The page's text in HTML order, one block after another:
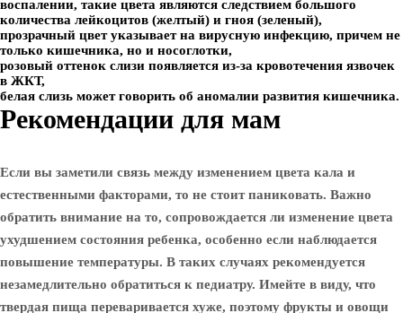
воспалении, такие цвета являются следствием большого
количества лейкоцитов (желтый) и гноя (зеленый),
прозрачный цвет указывает на вирусную инфекцию, причем не
только кишечника, но и носоглотки,
розовый оттенок слизи появляется из-за кровотечения язвочек
в ЖКТ,
белая слизь может говорить об аномалии развития кишечника.
Рекомендации для мам
Если вы заметили связь между изменением цвета кала и
естественными факторами, то не стоит паниковать. Важно
обратить внимание на то, сопровождается ли изменение цвета
ухудшением состояния ребенка, особенно если наблюдается
повышение температуры. В таких случаях рекомендуется
незамедлительно обратиться к педиатру. Имейте в виду, что
твердая пища переваривается хуже, поэтому фрукты и овощи